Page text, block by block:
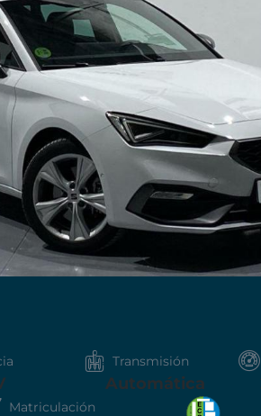
Transmisión
Automática
Matriculación